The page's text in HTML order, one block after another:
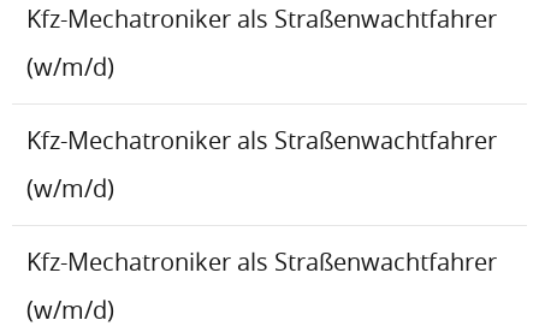
Kfz-Mechatroniker als Straßenwachtfahrer
(w/m/d)
Kfz-Mechatroniker als Straßenwachtfahrer
(w/m/d)
Kfz-Mechatroniker als Straßenwachtfahrer
(w/m/d)